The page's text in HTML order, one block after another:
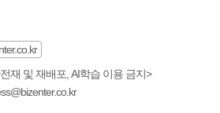
재 및 재배포, AI학습 이용 금지>